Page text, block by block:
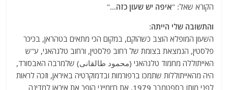
הקורא שאל: "איפה יש שעון כזה…"
והתשובה שלי הייתה:
השעון המופלא הוצב כשהוקם, במקום הכי מתאים בטהראן, בכיכר
פלסטין, הנמצאת בצומת של רחוב פלסטין, ורחוב טלגהאני, ע"ש
האייתוללה מחמוד טלגהאני (محمود طالقانی) שלמרבה האבסורד,
היה מהאייתוללות שתמכו ברפורמות ובדמוקרטיה באיראן, וזכה לראות
לפני מותו בספטמבר 1979, את ח’ומייני הופך את איראן למדינה